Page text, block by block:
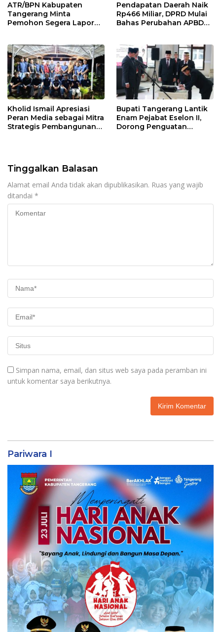
ATR/BPN Kabupaten
Tangerang Minta
Pemohon Segera Lapor
Pendapatan Daerah Naik
Rp466 Miliar, DPRD Mulai
Bahas Perubahan APBD
Kholid Ismail Apresiasi
Peran Media sebagai Mitra
Strategis Pembangunan
Bupati Tangerang Lantik
Enam Pejabat Eselon II,
Dorong Penguatan
Tinggalkan Balasan
Alamat email Anda tidak akan dipublikasikan. Ruas yang wajib
ditandai *
Simpan nama, email, dan situs web saya pada peramban ini
untuk komentar saya berikutnya.
Pariwara I